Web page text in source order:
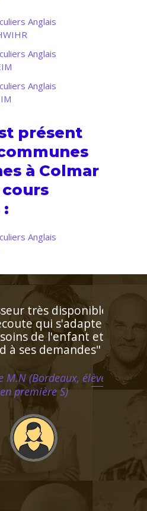
Anglais
Anglais
Anglais
présent
à Colmar
:
Anglais
contact, identifie
les lacunes de
Très bonne
ce qui facilite
l'apprentissage.
très agréable et
serviable"
R.Y (Saint Cloud, élève
en cinquième)